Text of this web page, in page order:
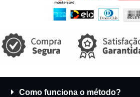
Como funciona o método?